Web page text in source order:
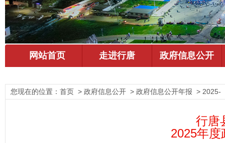
您现在的位置： 首页 > 政府信息公开 > 政府信息公开年报 > 2025-
行唐
2025年